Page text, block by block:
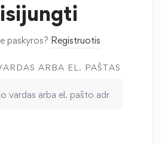
paskyros? Registruotis
ARBA EL. PAŠTAS